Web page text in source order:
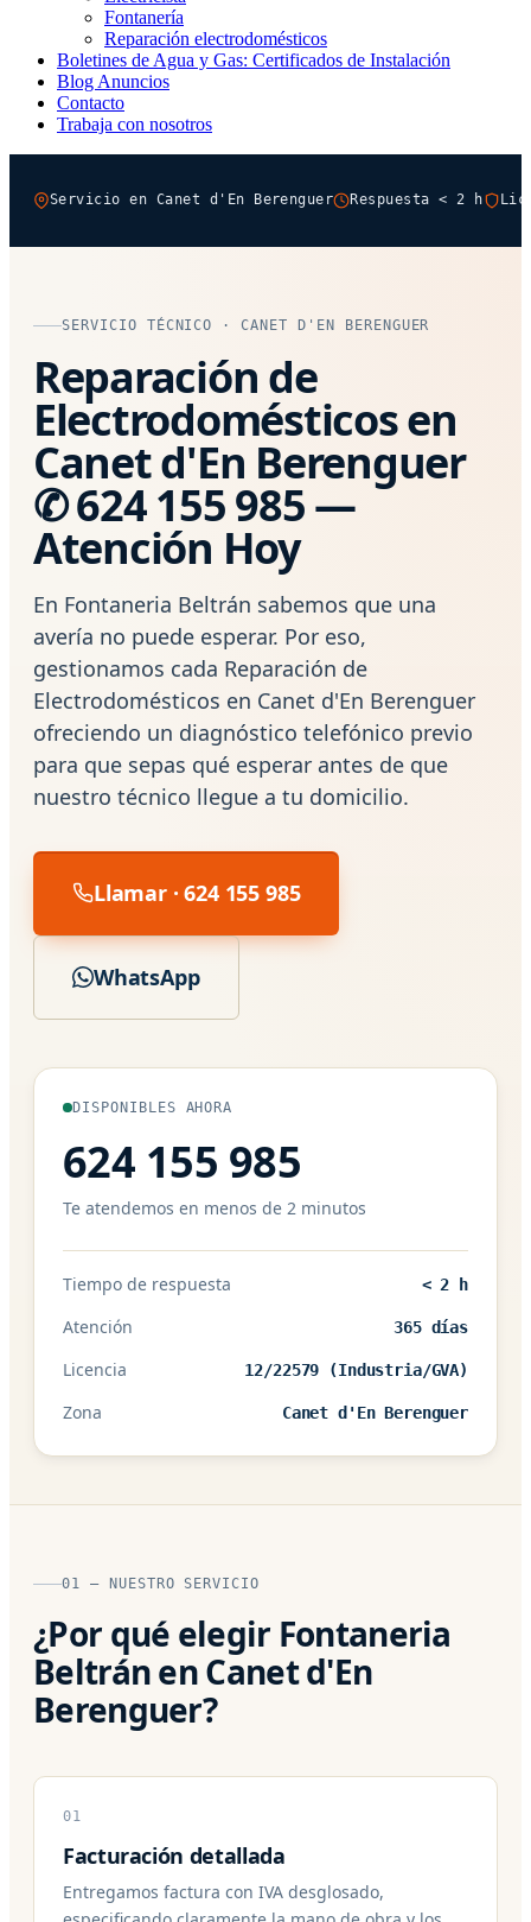
Fontanería
Reparación electrodomésticos
Boletines de Agua y Gas: Certificados de Instalación
Blog Anuncios
Contacto
Trabaja con nosotros
Servicio en Canet d'En Berenguer Respuesta < 2 h
SERVICIO TÉCNICO · CANET D'EN BERENGUER
Reparación de
Electrodomésticos en
Canet d'En Berenguer
✆ 624 155 985 —
Atención Hoy
En Fontaneria Beltrán sabemos que una
avería no puede esperar. Por eso,
gestionamos cada Reparación de
Electrodomésticos en Canet d'En Berenguer
ofreciendo un diagnóstico telefónico previo
para que sepas qué esperar antes de que
nuestro técnico llegue a tu domicilio.
Llamar · 624 155 985
WhatsApp
DISPONIBLES AHORA
624 155 985
Te atendemos en menos de 2 minutos
Tiempo de respuesta < 2 h
Atención 365 días
Licencia 12/22579 (Industria/GVA)
Zona Canet d'En Berenguer
01 — NUESTRO SERVICIO
¿Por qué elegir Fontaneria
Beltrán en Canet d'En
Berenguer?
01
Facturación detallada
Entregamos factura con IVA desglosado,